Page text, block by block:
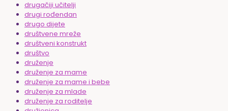
drugačiji učitelji
drugi rođendan
drugo dijete
društvene mreže
društveni konstrukt
društvo
druženje
druženje za mame
druženje za mame i bebe
druženje za mlade
druženje za roditelje